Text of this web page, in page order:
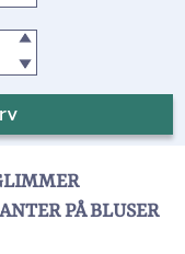
PÅ BLUSER